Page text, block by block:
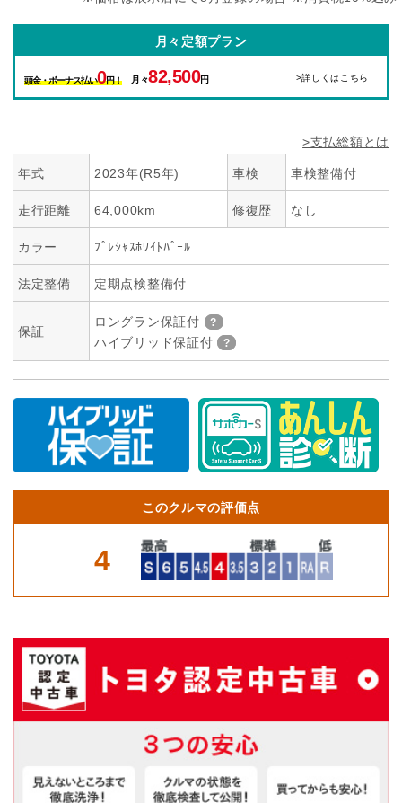
月々定額プラン
頭金・ボーナス払い0円！ 月々82,500円 >詳しくはこちら
>支払総額とは
年式 2023年(R5年) 車検 車検整備付
走行距離 64,000km 修復歴 なし
カラー ﾌﾟﾚｼｬｽﾎﾜｲﾄﾊﾟｰﾙ
法定整備 定期点検整備付
保証
ロングラン保証付
ハイブリッド保証付
このクルマの評価点
4